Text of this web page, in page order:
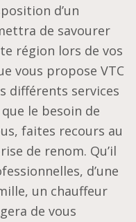
d’un
de savourer
région lors de vos
vous propose VTC
différents services
le besoin de
faites recours au
de renom. Qu’il
d’une
un chauffeur
de vous